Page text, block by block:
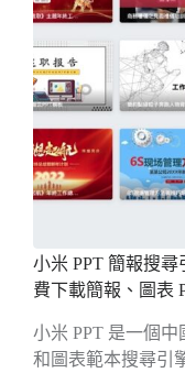
小米 PPT 簡報搜
費下載簡報、圖表
小米 PPT 是一個
和圖表範本搜尋引